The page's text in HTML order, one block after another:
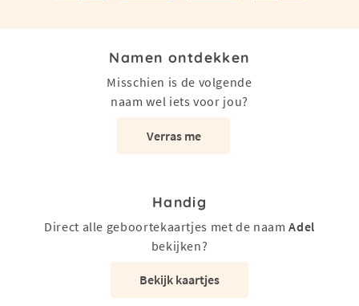
Namen ontdekken
Misschien is de volgende
naam wel iets voor jou?
Verras me
Handig
Direct alle geboortekaartjes met de naamAdel
bekijken?
Bekijk kaartjes